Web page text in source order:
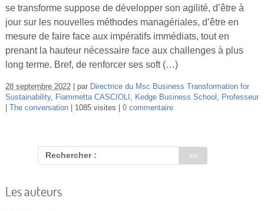
se transforme suppose de développer son agilité, d’être à
jour sur les nouvelles méthodes managériales, d’être en
mesure de faire face aux impératifs immédiats, tout en
prenant la hauteur nécessaire face aux challenges à plus
long terme. Bref, de renforcer ses soft (…)
28 septembre 2022 par Directrice du Msc Business Transformation for
Sustainability, Fiammetta CASCIOLI Kedge Business School
Professeur
The conversation
1085 visites 0 commentaire
Rechercher :
Les auteurs